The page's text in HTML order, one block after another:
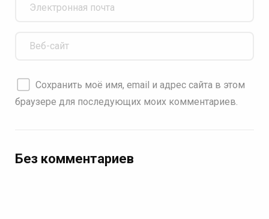
Сохранить моё имя, email и адрес сайта в этом
браузере для последующих моих комментариев.
Без комментариев